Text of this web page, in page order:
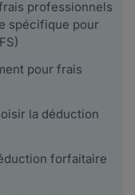
professionnels
spécifique pour
pour frais
la déduction
forfaitaire